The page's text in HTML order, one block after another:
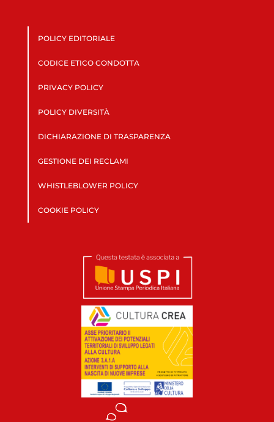
POLICY EDITORIALE
CODICE ETICO CONDOTTA
PRIVACY POLICY
POLICY DIVERSITÀ
DICHIARAZIONE DI TRASPARENZA
GESTIONE DEI RECLAMI
WHISTLEBLOWER POLICY
COOKIE POLICY